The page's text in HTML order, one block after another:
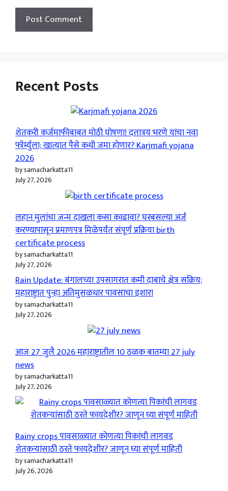
Recent Posts
शेतकरी कर्जमाफीबाबत मोठी घोषणा! दत्तात्रय भरणे यांचा नवा
फॉर्म्युला; खात्यात पैसे कधी जमा होणार? Karjmafi yojana
2026
by samacharkatta11
July 27, 2026
लहान मुलांचा जन्म दाखला कसा काढावा? घरबसल्या अर्ज
करण्यापासून प्रमाणपत्र मिळेपर्यंत संपूर्ण प्रक्रिया birth
certificate process
by samacharkatta11
July 27, 2026
Rain Update: बंगालच्या उपसागरात कमी दाबाचे क्षेत्र सक्रिय;
महाराष्ट्रात पुन्हा अतिमुसळधार पावसाचा इशारा
by samacharkatta11
July 27, 2026
आज 27 जुलै 2026 महाराष्ट्रातील 10 ठळक बातम्या 27 july
news
by samacharkatta11
July 27, 2026
Rainy crops पावसाळ्यात कोणत्या पिकांची लागवड
शेतकऱ्यांसाठी ठरते फायदेशीर? जाणून घ्या संपूर्ण माहिती
by samacharkatta11
July 26, 2026